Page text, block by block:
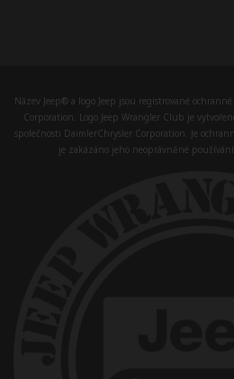
Název Jeep® a logo Jeep jsou registrované
Corporation. Logo Jeep Wrangler Club je
společnosti DaimlerChrysler Corporation. Je
je zakázáno jeho neoprávněné